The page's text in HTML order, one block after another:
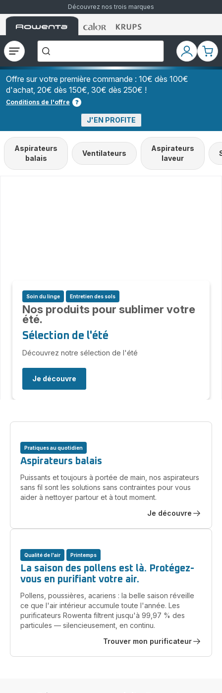
Découvrez nos trois marques
Accueil
Rowenta
Accueil
Rowenta
Accueil
Rowenta
Ouvrir
le
menu
recherchez-
vous
?","Aspirateurs
à
Grains","Centrales
Vapeurs","Sèche
Cheveux"]
Mon
compte
Mon
Offre sur votre première commande : 10€ dès 100€
d'achat, 20€ dès 150€, 30€ dès 250€ !
Conditions de l'offre
J'EN PROFITE
Aspirateurs
balais
Ventilateurs
Aspirateurs
laveur
Soin du linge Entretien des sols
Sélection de l'été
Nos produits pour sublimer votre
été.
Découvrez notre sélection de l'été
Je découvre
Pratiques au quotidien
Aspirateurs balais
Puissants et toujours à portée de main, nos aspirateurs
sans fil sont les solutions sans contraintes pour vous
aider à nettoyer partour et à tout moment.
Je découvre
Qualité de l'air Printemps
La saison des pollens est là. Protégez-
vous en purifiant votre air.
Pollens, poussières, acariens : la belle saison réveille
ce que l'air intérieur accumule toute l'année. Les
purificateurs Rowenta filtrent jusqu'à 99,97 % des
particules — silencieusement, en continu.
Trouver mon purificateur